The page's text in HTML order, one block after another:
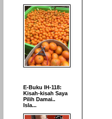
E-Buku IH-118:
Kisah-kisah Saya
Pilih Damai..
Isla...